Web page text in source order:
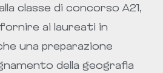
classe di concorso A21,
ai laureati in
una preparazione
della geografia